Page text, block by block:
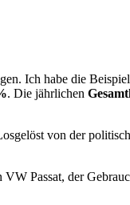
Ich habe die
. Die jährlichen
von der
Passat, der